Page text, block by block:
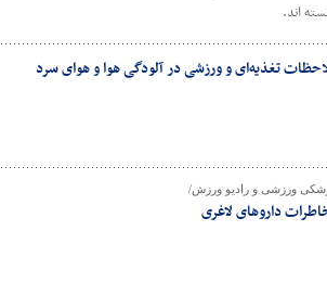
اند.
تغذیه‌ای و ورزشی در آلودگی هوا و هوای سرد
ورزشی و رادیو ورزش/
داروهای لاغری